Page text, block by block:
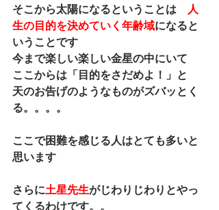
そこから太陽になるということは 人
生の目的を決めていく年齢域になると
いうことです
今まで楽しい楽しい金星の中にいて
ここからは「目的をさだめよ！」と
天のお告げのようなものがズバッとく
る。。。。
ここで困難を感じる人はとても多いと
思います
さらに土星先生がじわりじわりとやっ
てくるわけです。。